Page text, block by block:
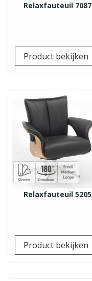
Relaxfauteuil 7087
Product bekijken
Relaxfauteuil 5205
Product bekijken